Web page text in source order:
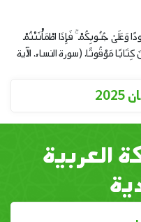
وَعَلَىٰ جُنُوبِكُمْ ۚ فَإِذَا اطْمَأْنَنْتُمْ
كِتَابًا مَوْقُوتًا. (سورة النساء. الآية
العربية